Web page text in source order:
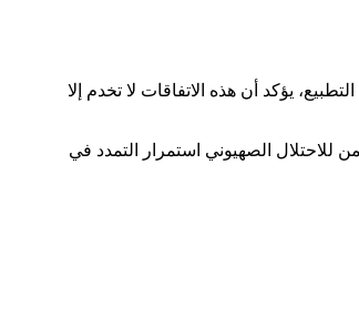
يؤكد أن هذه الاتفاقات لا تخدم إلا
للاحتلال الصهيوني استمرار التمدد في